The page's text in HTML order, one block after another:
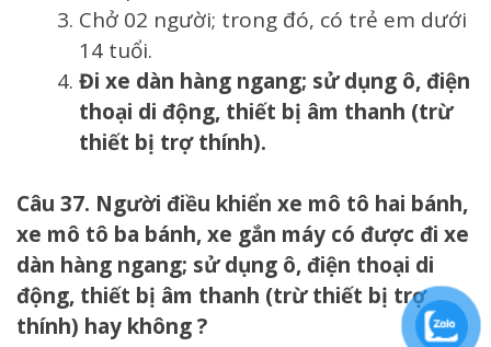
Chở 02 người; trong đó, có trẻ em dưới
14 tuổi.
Đi xe dàn hàng ngang; sử dụng ô, điện
thoại di động, thiết bị âm thanh (trừ
thiết bị trợ thính).
Câu 37. Người điều khiển xe mô tô hai bánh,
xe mô tô ba bánh, xe gắn máy có được đi xe
dàn hàng ngang; sử dụng ô, điện thoại di
động, thiết bị âm thanh (trừ thiết bị trợ
thính) hay không ?